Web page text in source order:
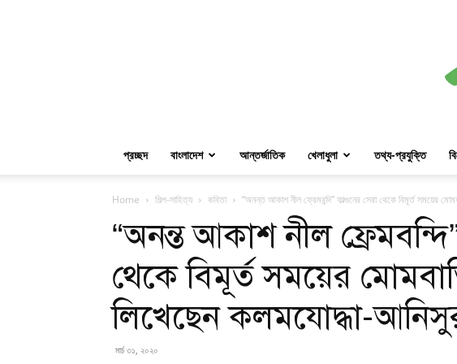
প্রচ্ছদ
বাংলাদেশ আন্তর্জাতিক খেলাধুলা তথ্য-প্রযুক্তি
Home শিল্প-সাহিত্য কবিতা “অনন্ত আকাশ নীল ফ্রেমবন্দি” ফাল্গুনের সেরা থেকে বিমূর্ত সময়ের
“অনন্ত আকাশ নীল
থেকে বিমূর্ত সময়ের
লিখেছেন কলমযোদ্ধা-
মার্চ ৩১, ২০২০